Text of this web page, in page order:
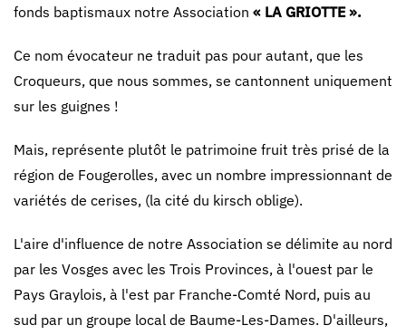
fonds baptismaux notre Association « LA GRIOTTE ».
Ce nom évocateur ne traduit pas pour autant, que les
Croqueurs, que nous sommes, se cantonnent uniquement
sur les guignes !
Mais, représente plutôt le patrimoine fruit très prisé de la
région de Fougerolles, avec un nombre impressionnant de
variétés de cerises, (la cité du kirsch oblige).
L'aire d'influence de notre Association se délimite au nord
par les Vosges avec les Trois Provinces, à l'ouest par le
Pays Graylois, à l'est par Franche-Comté Nord, puis au
sud par un groupe local de Baume-Les-Dames. D'ailleurs,